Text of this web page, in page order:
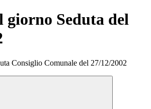
giorno Seduta del
Consiglio Comunale del 27/12/2002